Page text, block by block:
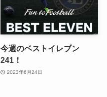
今週のベストイレブン
241！
2023年6月24日